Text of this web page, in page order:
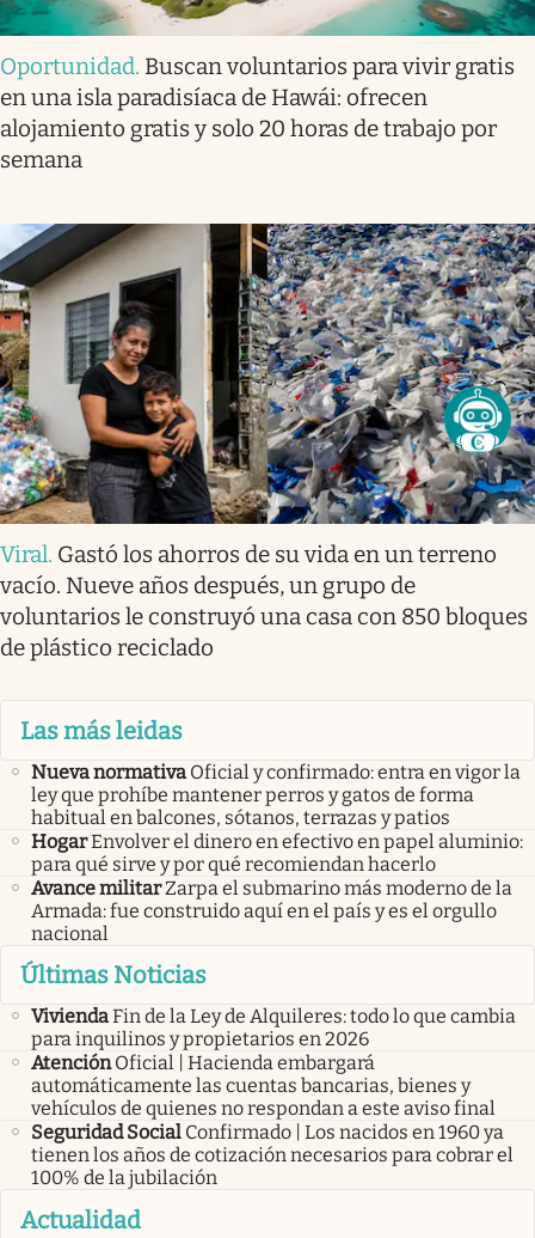
Oportunidad. Buscan voluntarios para vivir gratis
en una isla paradisíaca de Hawái: ofrecen
alojamiento gratis y solo 20 horas de trabajo por
semana
Viral. Gastó los ahorros de su vida en un terreno
vacío. Nueve años después, un grupo de
voluntarios le construyó una casa con 850 bloques
de plástico reciclado
Las más leidas
Nueva normativa Oficial y confirmado: entra en vigor la
ley que prohíbe mantener perros y gatos de forma
habitual en balcones, sótanos, terrazas y patios
HogarEnvolver el dinero en efectivo en papel aluminio:
para qué sirve y por qué recomiendan hacerlo
Avance militarZarpa el submarino más moderno de la
Armada: fue construido aquí en el país y es el orgullo
nacional
Últimas Noticias
ViviendaFin de la Ley de Alquileres: todo lo que cambia
para inquilinos y propietarios en 2026
Atención Oficial | Hacienda embargará
automáticamente las cuentas bancarias, bienes y
vehículos de quienes no respondan a este aviso final
Seguridad Social Confirmado | Los nacidos en 1960 ya
tienen los años de cotización necesarios para cobrar el
100% de la jubilación
Actualidad